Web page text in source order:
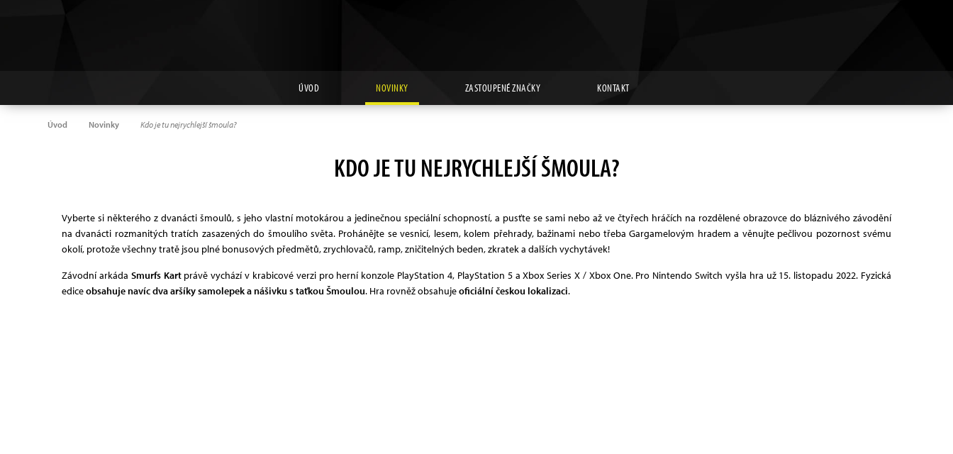
ÚVOD NOVINKY ZASTOUPENÉ ZNAČKY KONTAKT
Úvod Novinky Kdo je tu nejrychlejší šmoula?
KDO JE TU NEJRYCHLEJŠÍ ŠMOULA?
Vyberte si některého z dvanácti šmoulů, s jeho vlastní motokárou a jedinečnou speciální schopností, a pusťte se sami nebo až ve čtyřech hráčích na rozdělené obrazovce do bláznivého závodění
na dvanácti rozmanitých tratích zasazených do šmoulího světa. Prohánějte se vesnicí, lesem, kolem přehrady, bažinami nebo třeba Gargamelovým hradem a věnujte pečlivou pozornost svému
okolí, protože všechny tratě jsou plné bonusových předmětů, zrychlovačů, ramp, zničitelných beden, zkratek a dalších vychytávek!
Závodní arkáda Smurfs Kartprávě vychází v krabicové verzi pro herní konzole PlayStation 4, PlayStation 5 a Xbox Series X / Xbox One. Pro Nintendo Switch vyšla hra už 15. listopadu 2022. Fyzická
ediceobsahuje navíc dva aršíky samolepek a nášivku s taťkou Šmoulou. Hra rovněž obsahujeoficiální českou lokalizaci.